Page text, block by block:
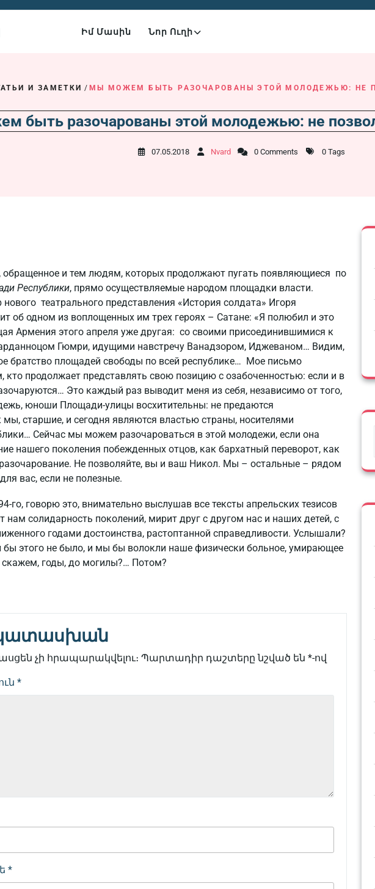
Իմ Մասին Նոր Ուղի
И ЗАМЕТКИ / МЫ МОЖЕМ БЫТЬ РАЗОЧАРОВАНЫ ЭТОЙ МОЛОДЕЖЬЮ: НЕ
быть разочарованы этой молодежью: не
07.05.2018 Nvard 0 Comments 0 Tags
обращенное и тем людям, которых продолжают пугать появляющиеся по
Республики, прямо осуществляемые народом площадки власти.
театрального представления «История солдата» Игоря
об одном из воплощенных им трех героях – Сатане: «Я полюбил и это
Армения этого апреля уже другая: со своими присоединившимися к
Гюмри, идущими навстречу Ванадзором, Иджеваном… Видим,
братство площадей свободы по всей республике… Мое письмо
кто продолжает представлять свою позицию с озабоченностью: если и в
Это каждый раз выводит меня из себя, независимо от того,
юноши Площади-улицы восхитительны: не предаются
старшие, и сегодня являются властью страны, носителями
Сейчас мы можем разочароваться в этой молодежи, если она
нашего поколения побежденных отцов, как бархатный переворот, как
Не позволяйте, вы и ваш Никол. Мы – остальные – рядом
вас, если не полезные.
го, говорю это, внимательно выслушав все тексты апрельских тезисов
нам солидарность поколений, мирит друг с другом нас и наших детей, с
годами достоинства, растоптанной справедливости. Услышали?
бы этого не было, и мы бы волокли наше физически больное, умирающее
скажем, годы, до могилы?… Потом?
չի հրապարակվելու։ Պարտադիր դաշտերը նշված են *-ով
*
*